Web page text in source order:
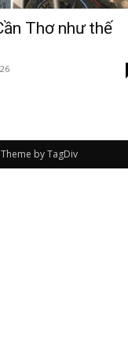
Thơ như thế
by TagDiv